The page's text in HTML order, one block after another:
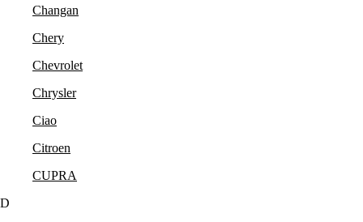
Changan
Chery
Chevrolet
Chrysler
Ciao
Citroen
CUPRA
D